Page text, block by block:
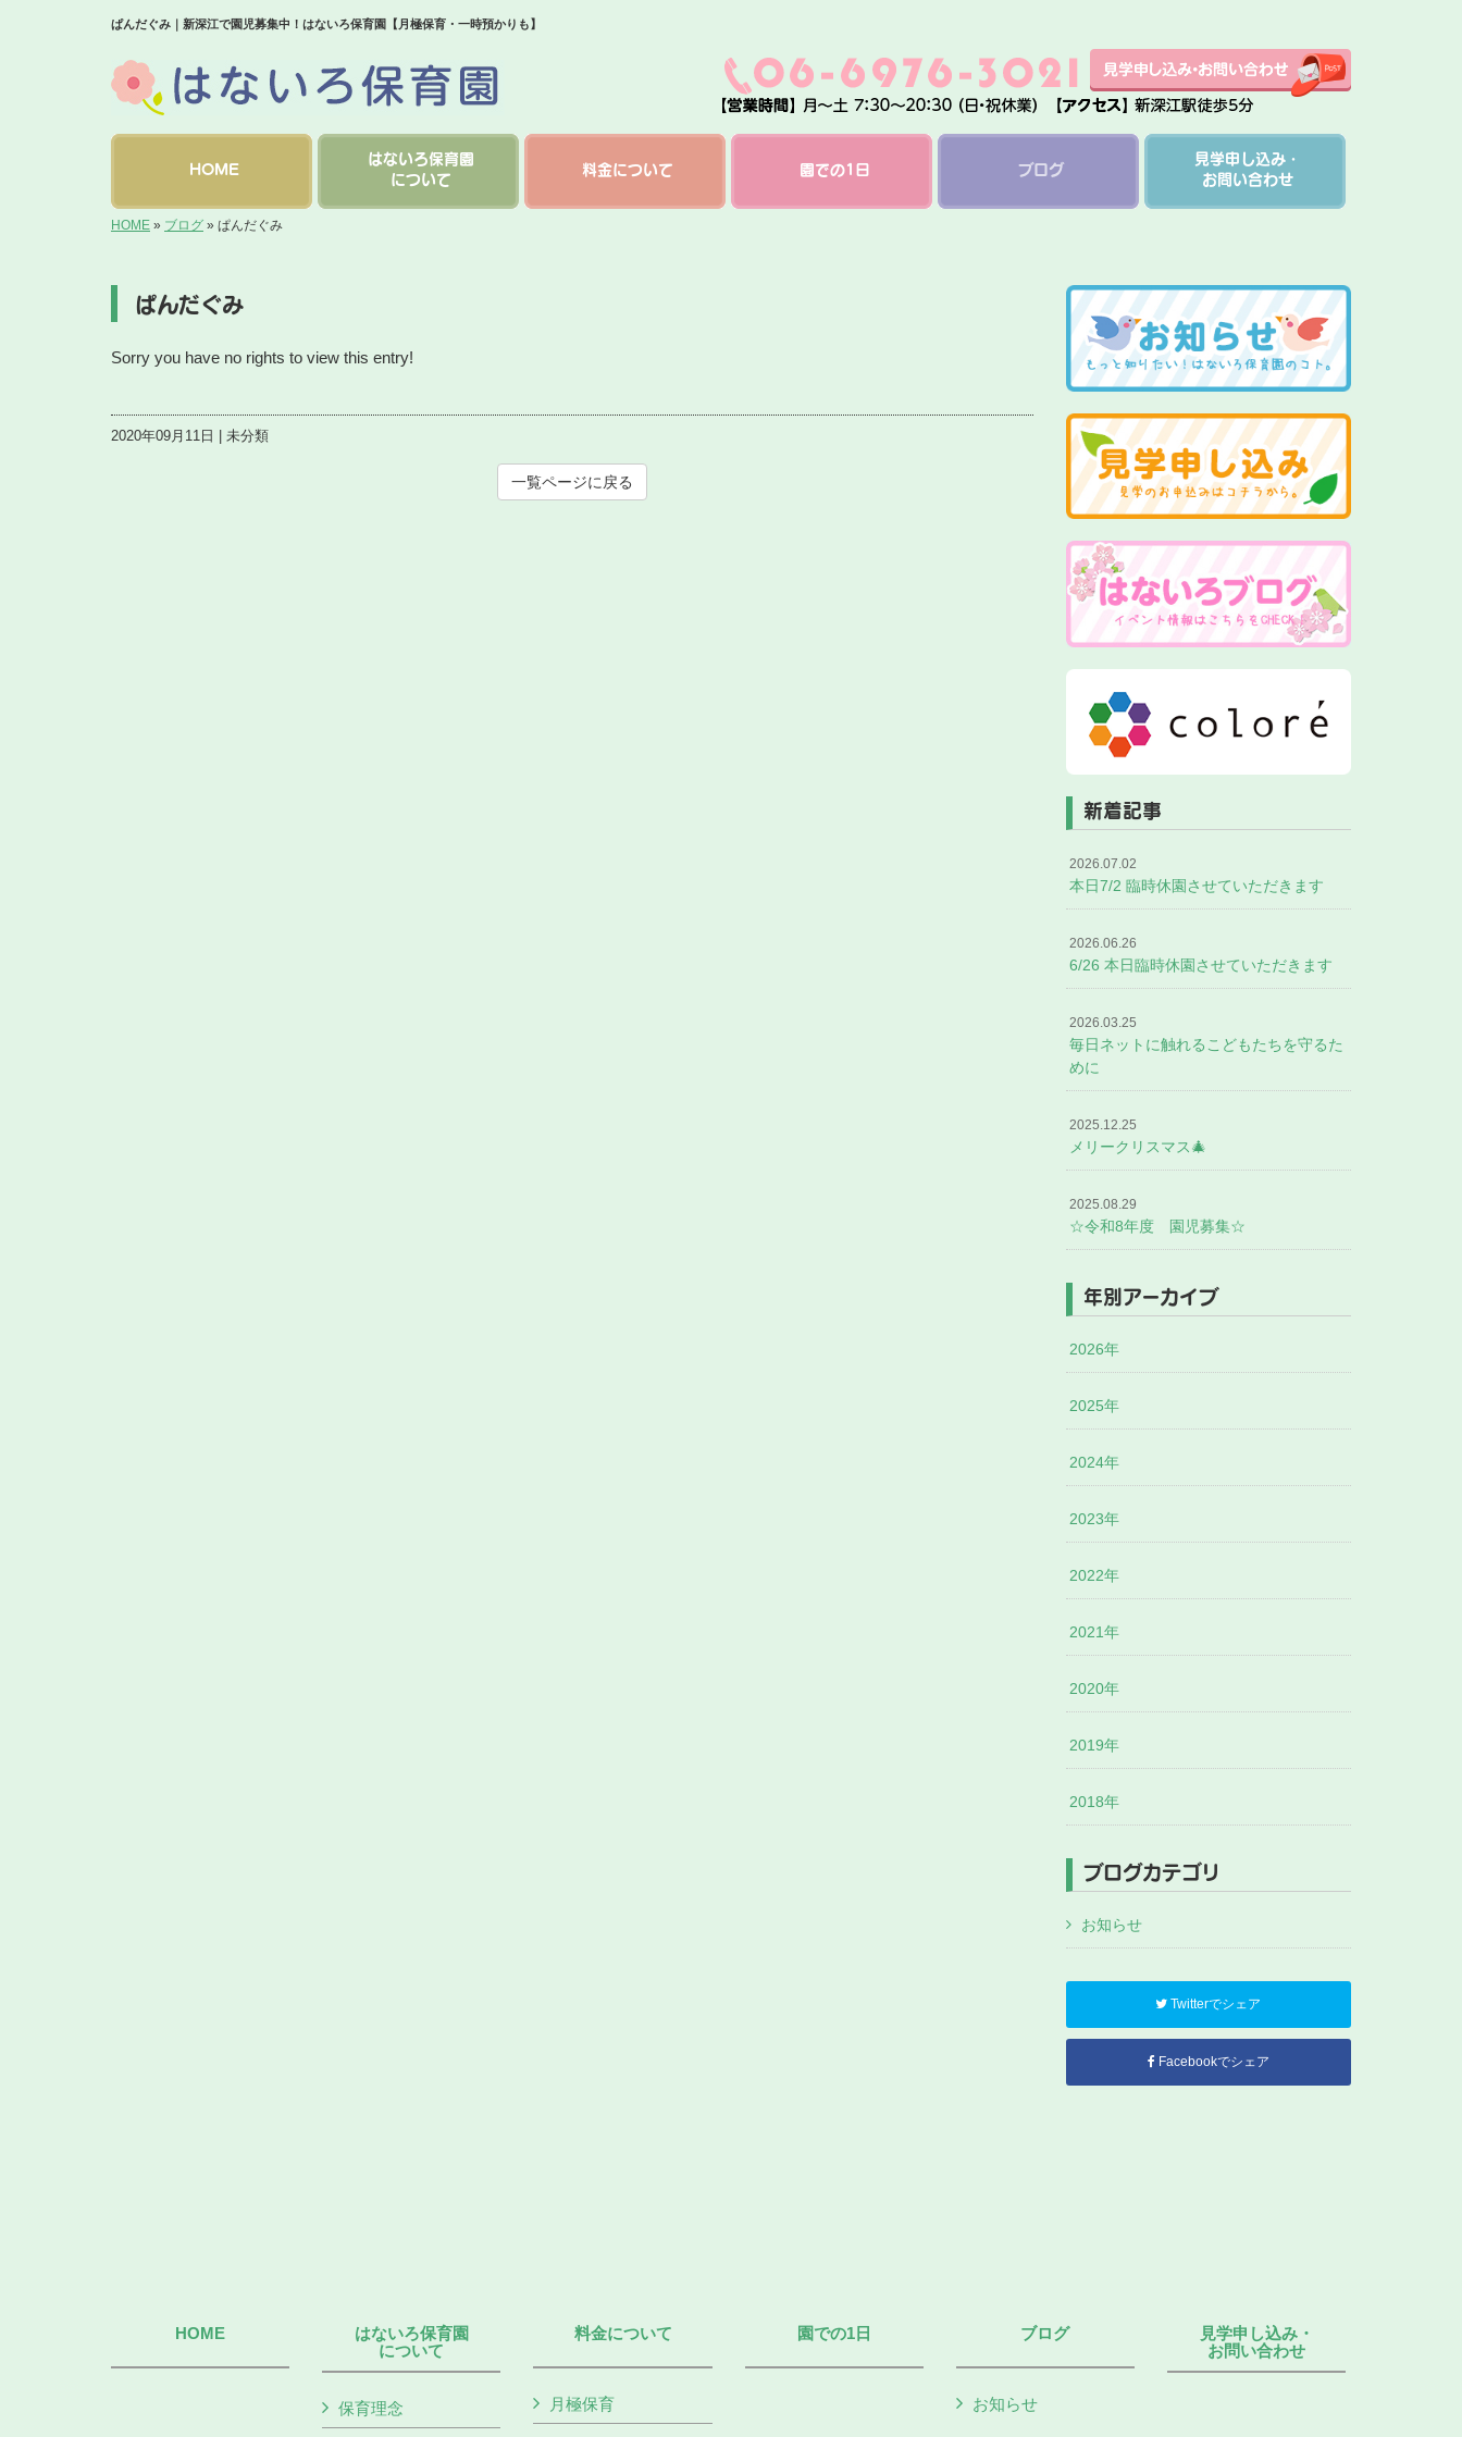
ぱんだぐみ｜新深江で園児募集中！はないろ保育園【月極保育・一時預かりも】
HOME
はないろ保育園
について
料金について 園での1日 ブログ
見学申し込み・
お問い合わせ
HOME » ブログ » ぱんだぐみ
ぱんだぐみ
Sorry you have no rights to view this entry!
2020年09月11日 | 未分類
一覧ページに戻る
新着記事
2026.07.02
本日7/2 臨時休園させていただきます
2026.06.26
6/26 本日臨時休園させていただきます
2026.03.25
毎日ネットに触れるこどもたちを守るた
めに
2025.12.25
メリークリスマス🎄
2025.08.29
☆令和8年度 園児募集☆
年別アーカイブ
2026年
2025年
2024年
2023年
2022年
2021年
2020年
2019年
2018年
ブログカテゴリ
お知らせ
Twitterでシェア
Facebookでシェア
HOME
はないろ保育園
について
保育理念
料金について
月極保育
園での1日 ブログ
お知らせ
見学申し込み・
お問い合わせ